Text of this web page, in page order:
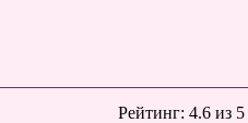
Рейтинг:4.6 из 5